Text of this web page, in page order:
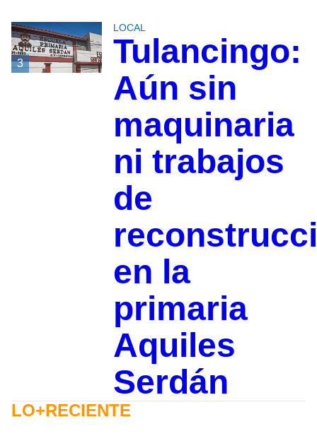
3
LOCAL
Tulancingo:
Aún sin
maquinaria
ni trabajos
de
en la
primaria
Aquiles
Serdán
LO+RECIENTE